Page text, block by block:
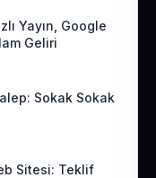
Yayın, Google
Geliri
Sokak Sokak
Sitesi: Teklif